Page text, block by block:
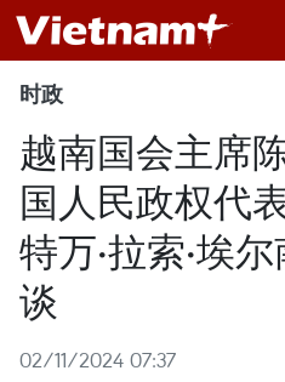
时政
越南国会主席
国人民政权代
特万·拉索·埃
谈
02/11/2024 07:37